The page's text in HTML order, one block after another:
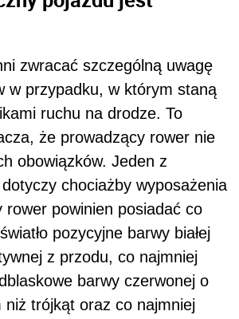
zwracać szczególną uwagę
w przypadku, w którym staną
ruchu na drodze. To
że prowadzący rower nie
obowiązków. Jeden z
chociażby wyposażenia
rower powinien posiadać co
pozycyjne barwy białej
z przodu, co najmniej
barwy czerwonej o
niż trójkąt oraz co najmniej